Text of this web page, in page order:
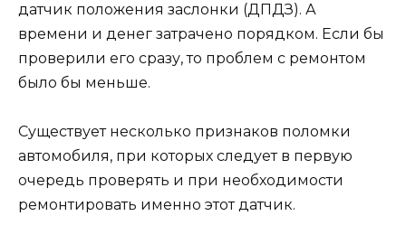
датчик положения заслонки (ДПДЗ). А
времени и денег затрачено порядком. Если бы
проверили его сразу, то проблем с ремонтом
было бы меньше.
Существует несколько признаков поломки
автомобиля, при которых следует в первую
очередь проверять и при необходимости
ремонтировать именно этот датчик.